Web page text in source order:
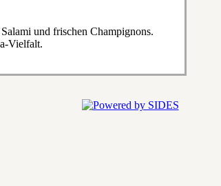
und frischen Champignons.
Vielfalt.